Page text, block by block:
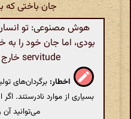
جان باختی که
هوش مصنوعی: تو انسان
بودی، اما جان خود را به
servitude خارج شوی، فدای کردی.
اخطار: برگردان‌های
بسیاری از موارد نادرستند.
می‌توانید آن